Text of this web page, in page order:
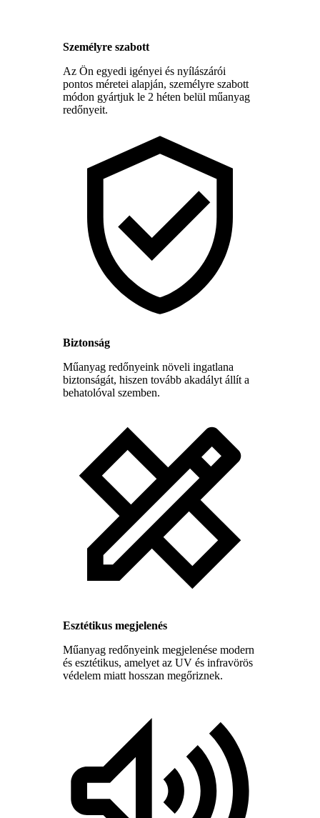
Személyre szabott
Az Ön egyedi igényei és nyílászárói
pontos méretei alapján, személyre szabott
módon gyártjuk le 2 héten belül műanyag
redőnyeit.
Biztonság
Műanyag redőnyeink növeli ingatlana
biztonságát, hiszen tovább akadályt állít a
behatolóval szemben.
Esztétikus megjelenés
Műanyag redőnyeink megjelenése modern
és esztétikus, amelyet az UV és infravörös
védelem miatt hosszan megőriznek.